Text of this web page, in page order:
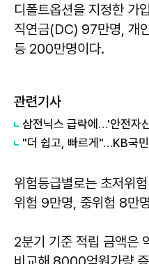
디폴트옵션을 지정한 가
직연금(DC) 97만명, 개
등 200만명이다.
관련기사
위험등급별로는 초저위
위험 9만명, 중위험 8만
2분기 기준 적립 금액은